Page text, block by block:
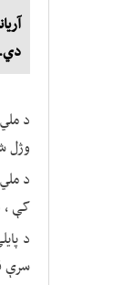
وژل شوي او
د
کې ،
سرې